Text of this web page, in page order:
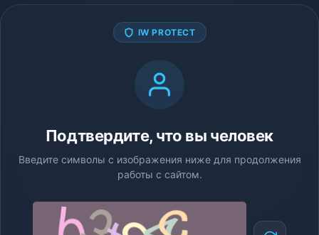
IW PROTECT
Подтвердите, что вы человек
Введите символы с изображения ниже для продолжения
работы с сайтом.